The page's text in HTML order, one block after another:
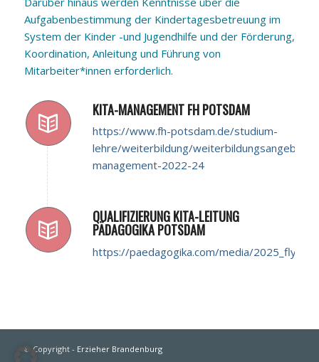
Aufgabenbestimmung der Kindertagesbetreuung im
System der Kinder -und Jugendhilfe und der Förderung,
Koordination, Anleitung und Führung von
Mitarbeiter*innen erforderlich.
KITA-MANAGEMENT FH POTSDAM
https://www.fh-potsdam.de/studium-
lehre/weiterbildung/
management-2022-24
QUALIFIZIERUNG KITA-LEITUNG
PÄDAGOGIKA POTSDAM
https://paedagogika.com/media/
© Copyright - Erzieher Brandenburg